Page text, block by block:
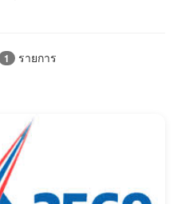
1 รายการ